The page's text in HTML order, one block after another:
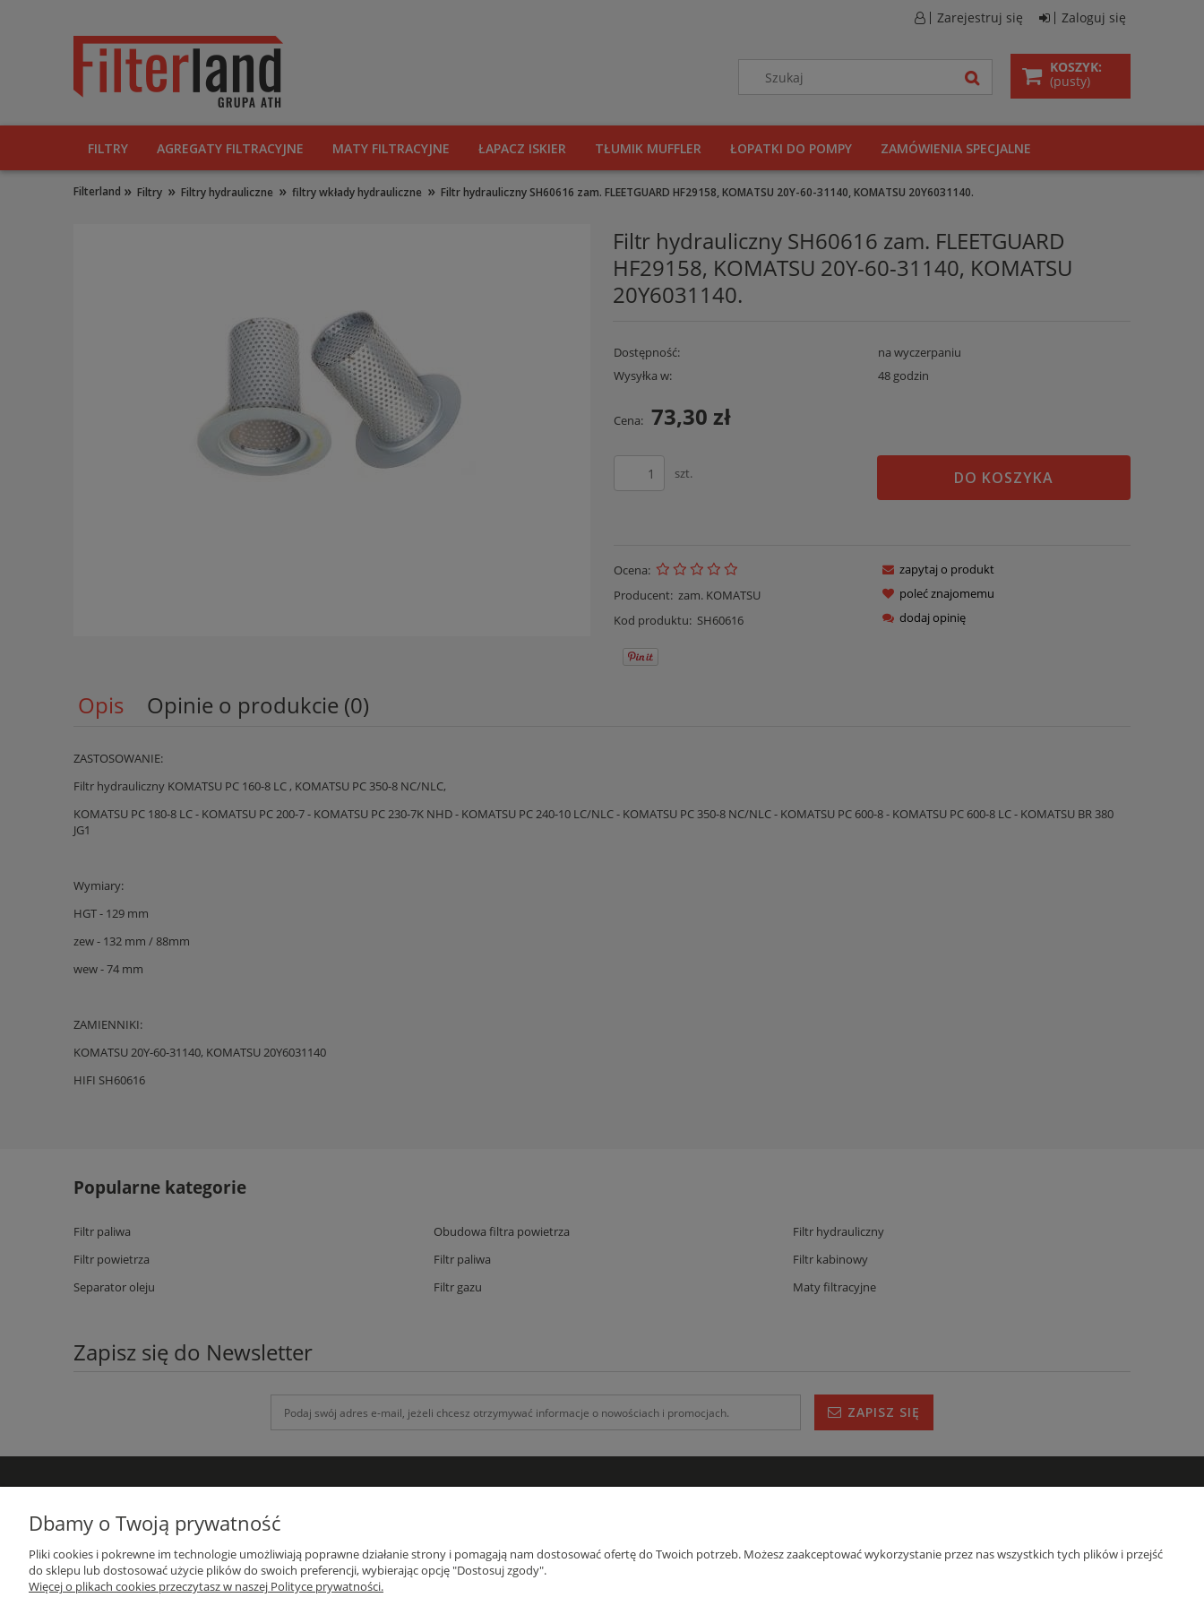
Zarejestruj się Zaloguj się
KOSZYK:
(pusty)
FILTRY AGREGATY FILTRACYJNE MATY FILTRACYJNE ŁAPACZ ISKIER TŁUMIK MUFFLER ŁOPATKI DO POMPY ZAMÓWIENIA SPECJALNE
Filterland » Filtry » Filtry hydrauliczne » filtry wkłady hydrauliczne » Filtr hydrauliczny SH60616 zam. FLEETGUARD HF29158, KOMATSU 20Y-60-31140, KOMATSU 20Y6031140.
Filtr hydrauliczny SH60616 zam. FLEETGUARD
HF29158, KOMATSU 20Y-60-31140, KOMATSU
20Y6031140.
Dostępność:
na wyczerpaniu
Wysyłka w:
48 godzin
Cena: 73,30 zł
szt. DO KOSZYKA
Ocena:
Producent: zam. KOMATSU
Kod produktu: SH60616
zapytaj o produkt
poleć znajomemu
dodaj opinię
Opis Opinie o produkcie (0)
ZASTOSOWANIE:
Filtr hydrauliczny KOMATSU PC 160-8 LC , KOMATSU PC 350-8 NC/NLC,
KOMATSU PC 180-8 LC - KOMATSU PC 200-7 - KOMATSU PC 230-7K NHD - KOMATSU PC 240-10 LC/NLC - KOMATSU PC 350-8 NC/NLC - KOMATSU PC 600-8 - KOMATSU PC 600-8 LC - KOMATSU BR 380
JG1
Wymiary:
HGT - 129 mm
zew - 132 mm / 88mm
wew - 74 mm
ZAMIENNIKI:
KOMATSU 20Y-60-31140, KOMATSU 20Y6031140
HIFI SH60616
Popularne kategorie
Filtr paliwa
Filtr powietrza
Separator oleju
Obudowa filtra powietrza
Filtr paliwa
Filtr gazu
Filtr hydrauliczny
Filtr kabinowy
Maty filtracyjne
Zapisz się do Newsletter
ZAPISZ SIĘ
GRUPA-ATH
ul. Targowa 1A/4, 19-300 Ełk
woj. warmińsko-mazurskie
Zamówienia specjalne
Koszty Dostawy , Formy płatności
Blog
Dbamy o Twoją prywatność
Pliki cookies i pokrewne im technologie umożliwiają poprawne działanie strony i pomagają nam dostosować ofertę do Twoich potrzeb. Możesz zaakceptować wykorzystanie przez nas wszystkich tych plików i przejść
do sklepu lub dostosować użycie plików do swoich preferencji, wybierając opcję "Dostosuj zgody".
Więcej o plikach cookies przeczytasz w naszej Polityce prywatności.